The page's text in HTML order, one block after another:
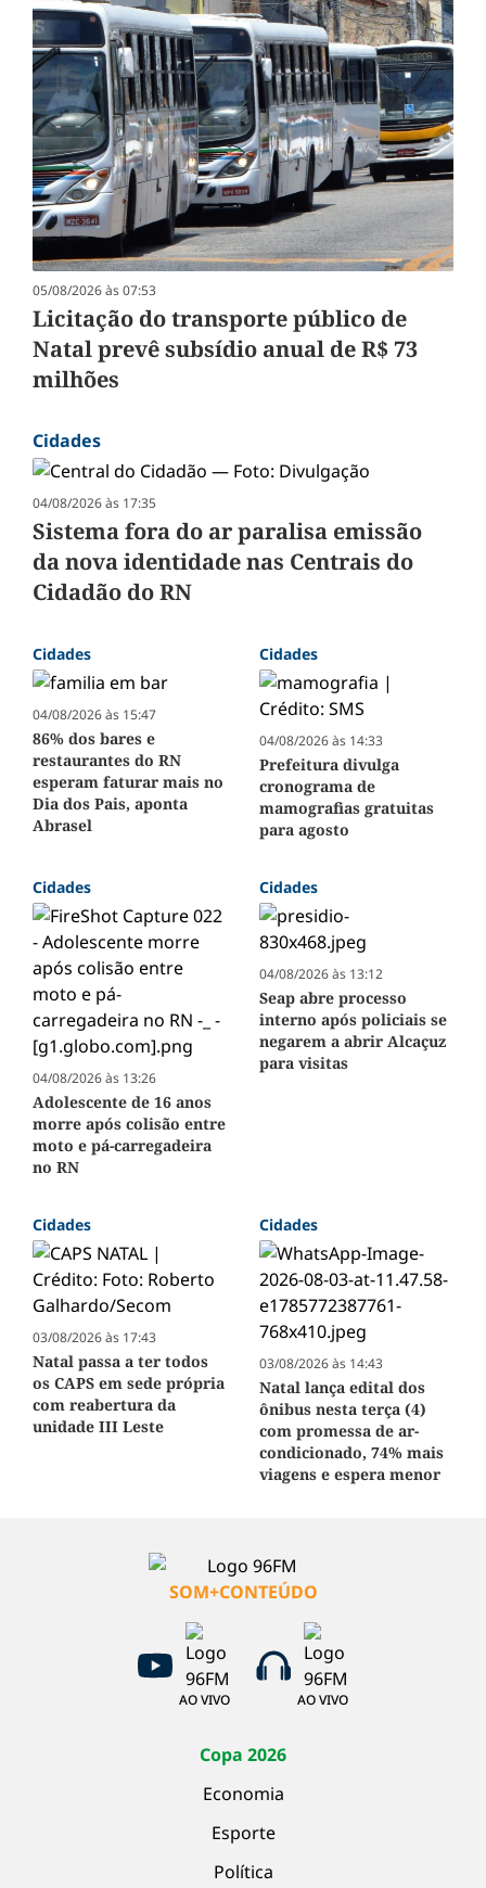
05/08/2026 às 07:53
Licitação do transporte público de
Natal prevê subsídio anual de R$ 73
milhões
Cidades
04/08/2026 às 17:35
Sistema fora do ar paralisa emissão
da nova identidade nas Centrais do
Cidadão do RN
Cidades
04/08/2026 às 15:47
86% dos bares e
restaurantes do RN
esperam faturar mais no
Dia dos Pais, aponta
Abrasel
Cidades
04/08/2026 às 14:33
Prefeitura divulga
cronograma de
mamografias gratuitas
para agosto
Cidades
04/08/2026 às 13:26
Adolescente de 16 anos
morre após colisão entre
moto e pá-carregadeira
no RN
Cidades
04/08/2026 às 13:12
Seap abre processo
interno após policiais se
negarem a abrir Alcaçuz
para visitas
Cidades
03/08/2026 às 17:43
Natal passa a ter todos
os CAPS em sede própria
com reabertura da
unidade III Leste
Cidades
03/08/2026 às 14:43
Natal lança edital dos
ônibus nesta terça (4)
com promessa de ar-
condicionado, 74% mais
viagens e espera menor
SOM+CONTEÚDO
AO VIVO AO VIVO
Copa 2026
Economia
Esporte
Política